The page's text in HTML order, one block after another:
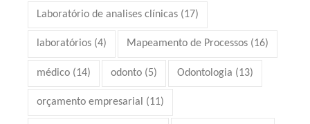
Laboratório de analises clínicas (17)
laboratórios (4) Mapeamento de Processos (16)
médico (14) odonto (5) Odontologia (13)
orçamento empresarial (11)